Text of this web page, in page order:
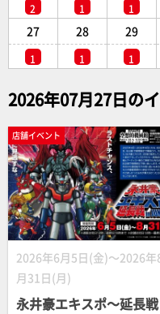
2 1 1
27
1
28
1
29
1
2026年07月27日の
店舗イベント
2026年6月5日(金)～2026年
月31日(月)
永井豪エキスポ～延長戦